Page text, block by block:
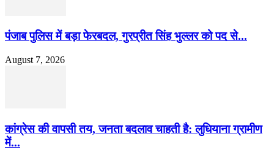
पंजाब पुलिस में बड़ा फेरबदल, गुरप्रीत सिंह भुल्लर को पद से...
August 7, 2026
कांग्रेस की वापसी तय, जनता बदलाव चाहती है: लुधियाना ग्रामीण
में...